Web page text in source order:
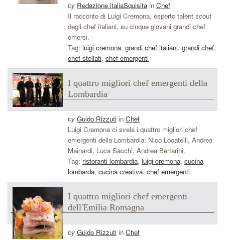
by Redazione italiaSquisitain Chef
Il racconto di Luigi Cremona, esperto talent scout
degli chef italiani, su cinque giovani grandi chef
emersi.
Tag: luigi cremona, grandi chef italiani, grandi chef,
chef stellati, chef emergenti
I quattro migliori chef emergenti della
Lombardia
by Guido Rizzuti in Chef
Luigi Cremona ci svela i quattro migliori chef
emergenti della Lombardia: Nico Locatelli, Andrea
Mainardi, Luca Sacchi, Andrea Bertarini.
Tag: ristoranti lombardia, luigi cremona, cucina
lombarda, cucina creativa, chef emergenti
I quattro migliori chef emergenti
dell'Emilia Romagna
by Guido Rizzuti in Chef